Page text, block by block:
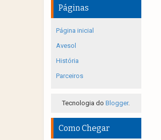
Páginas
Página inicial
Avesol
História
Parceiros
Tecnologia doBlogger.
Como Chegar